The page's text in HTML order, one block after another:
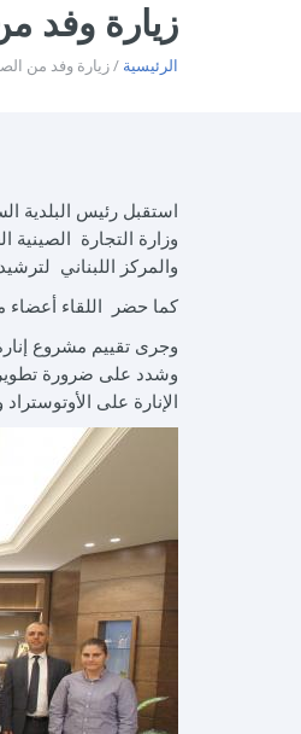
زيارة وفد
الرئيسية / زيارة وفد من
وزارة التجارة
والمركز اللبناني
كما حضر اللقاء أعضاء
وجرى تقييم مشروع
وشدد على ضرورة
الإنارة على